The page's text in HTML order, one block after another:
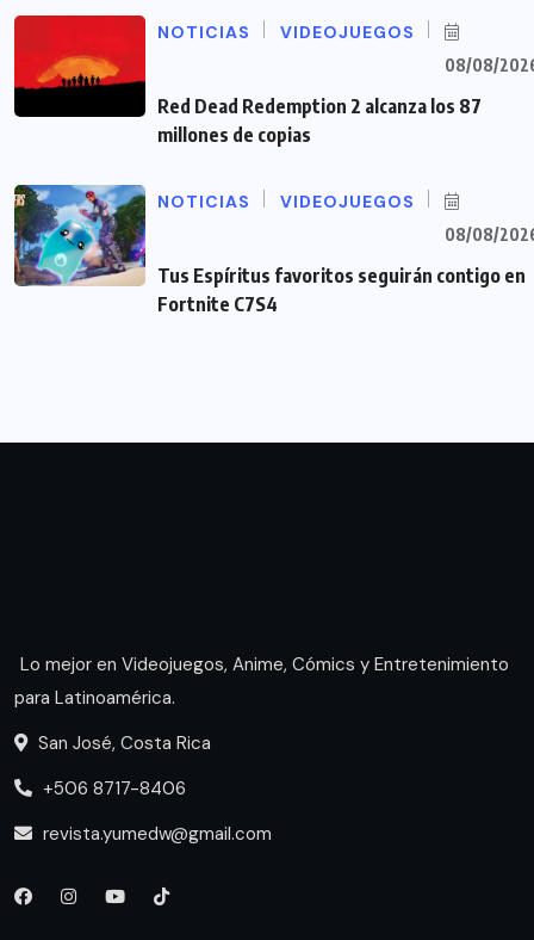
NOTICIAS VIDEOJUEGOS
08/08/
Red Dead Redemption 2 alcanza los 87
millones de copias
NOTICIAS VIDEOJUEGOS
08/08/
Tus Espíritus favoritos seguirán contigo en
Fortnite C7S4
Lo mejor en Videojuegos, Anime, Cómics y Entretenimiento
para Latinoamérica.
San José, Costa Rica
+506 8717-8406
revista.yumedw@gmail.com